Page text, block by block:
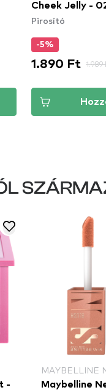
Cheek Jelly -
Buddy
Pirosító
-5%
1.890 Ft
-
MAYBELLINE
Maybelline